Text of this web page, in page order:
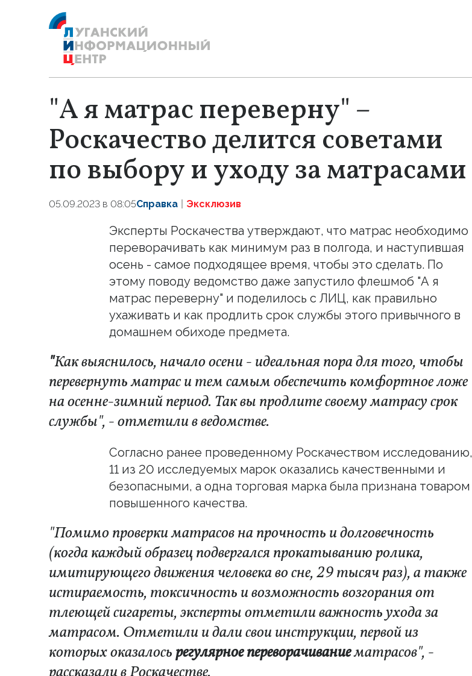
"А я матрас переверну" –
Роскачество делится советами
по выбору и уходу за матрасами
05.09.2023 в 08:05Справка Эксклюзив
Эксперты Роскачества утверждают, что матрас необходимо
переворачивать как минимум раз в полгода, и наступившая
осень - самое подходящее время, чтобы это сделать. По
этому поводу ведомство даже запустило флешмоб "А я
матрас переверну" и поделилось с ЛИЦ, как правильно
ухаживать и как продлить срок службы этого привычного в
домашнем обиходе предмета.
"Как выяснилось, начало осени - идеальная пора для того, чтобы
перевернуть матрас и тем самым обеспечить комфортное ложе
на осенне-зимний период. Так вы продлите своему матрасу срок
службы", - отметили в ведомстве.
Согласно ранее проведенному Роскачеством исследованию,
11 из 20 исследуемых марок оказались качественными и
безопасными, а одна торговая марка была признана товаром
повышенного качества.
"Помимо проверки матрасов на прочность и долговечность
(когда каждый образец подвергался прокатыванию ролика,
имитирующего движения человека во сне, 29 тысяч раз), а также
истираемость, токсичность и возможность возгорания от
тлеющей сигареты, эксперты отметили важность ухода за
матрасом. Отметили и дали свои инструкции, первой из
которых оказалосьрегулярное переворачиваниематрасов", -